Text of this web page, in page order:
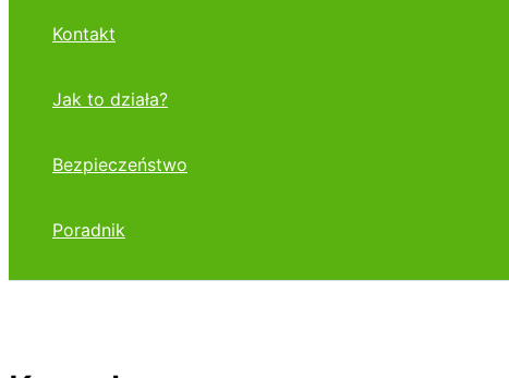
Kontakt
Jak to działa?
Bezpieczeństwo
Poradnik